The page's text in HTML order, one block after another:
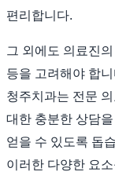
편리합니다.
그 외에도 의료진
등을 고려해야 합니
청주치과는 전문
대한 충분한 상담
얻을 수 있도록 돕
이러한 다양한 요